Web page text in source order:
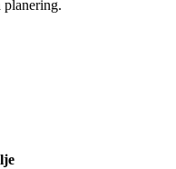
planering.